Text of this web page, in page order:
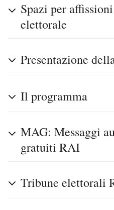
Spazi per
elettorale
Presentazione
Il programma
MAG: Messaggi
gratuiti RAI
Tribune elettorali